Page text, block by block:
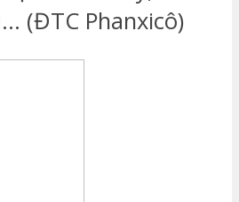
(ĐTC Phanxicô)